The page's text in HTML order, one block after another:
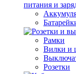
питания и
Рамки
Вилки и
Розетки